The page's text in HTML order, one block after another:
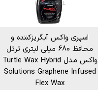
اسپری واکس آبگریزکننده و
محافظ 680 میلی لیتری ترتل
واکس مدل Turtle Wax Hybrid
Solutions Graphene Infused
Flex Wax